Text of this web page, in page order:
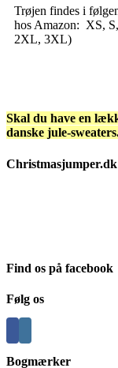
Trøjen findes i
hos Amazon: XS,
2XL, 3XL)
Skal du have en
danske jule-
Christmasjumper.dk
Find os på facebook
Følg os
Bogmærker